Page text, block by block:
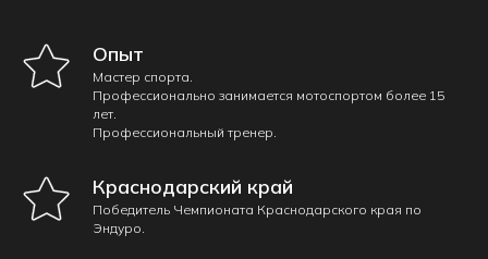
Опыт
Мастер спорта.
Профессионально занимается мотоспортом более 15
лет.
Профессиональный тренер.
Краснодарский край
Победитель Чемпионата Краснодарского края по
Эндуро.